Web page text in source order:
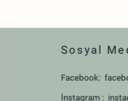
Sosyal
Facebook:
İnstagram :